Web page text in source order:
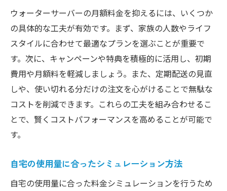
ウォーターサーバーの月額料金を抑えるには、いくつか
の具体的な工夫が有効です。まず、家族の人数やライフ
スタイルに合わせて最適なプランを選ぶことが重要で
す。次に、キャンペーンや特典を積極的に活用し、初期
費用や月額料を軽減しましょう。また、定期配送の見直
しや、使い切れる分だけの注文を心がけることで無駄な
コストを削減できます。これらの工夫を組み合わせるこ
とで、賢くコストパフォーマンスを高めることが可能で
す。
自宅の使用量に合ったシミュレーション方法
自宅の使用量に合った料金シミュレーションを行うため